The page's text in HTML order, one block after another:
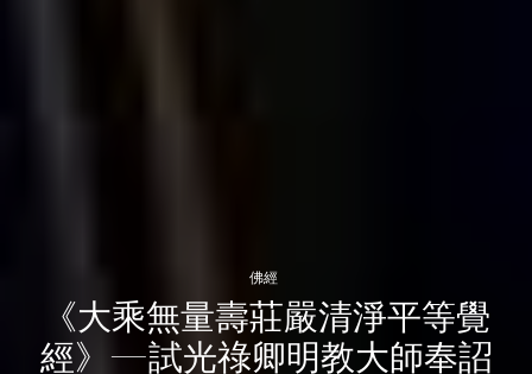
佛經
《大乘無量壽莊嚴清淨平等覺
經》—試光祿卿明教大師奉詔